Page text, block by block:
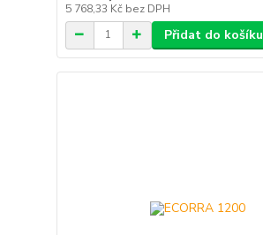
5 768,33 Kč bez DPH
Přidat do košíku